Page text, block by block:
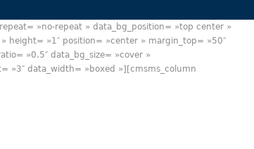
»no-repeat » data_bg_position= »top center »
height= »1″ position= »center » margin_top= »50″
»0.5″ data_bg_size= »cover »
»3″ data_width= »boxed »][cmsms_column